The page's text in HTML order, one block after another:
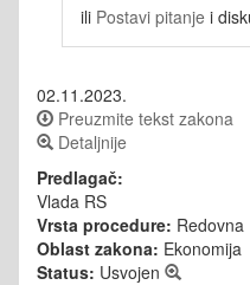
ili Postavi pitanje i
02.11.2023.
Preuzmite tekst zakona
Detaljnije
Predlagač:
Vlada RS
Vrsta procedure: Redovna
Oblast zakona: Ekonomija
Status: Usvojen